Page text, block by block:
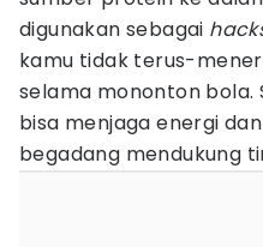
digunakan sebagai
kamu tidak terus-
selama mononton bola.
bisa menjaga energi
begadang mendukung